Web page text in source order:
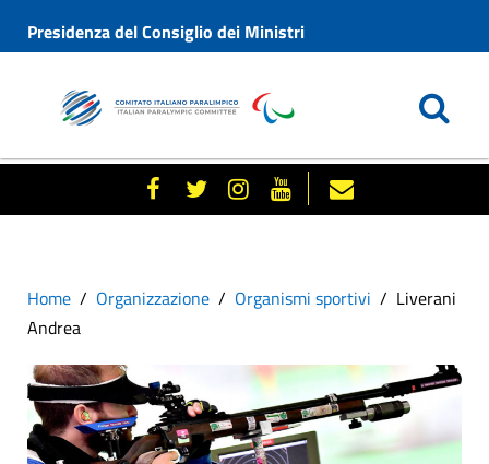
Presidenza del Consiglio dei Ministri
Home Organizzazione Organismi sportivi
Liverani
Andrea